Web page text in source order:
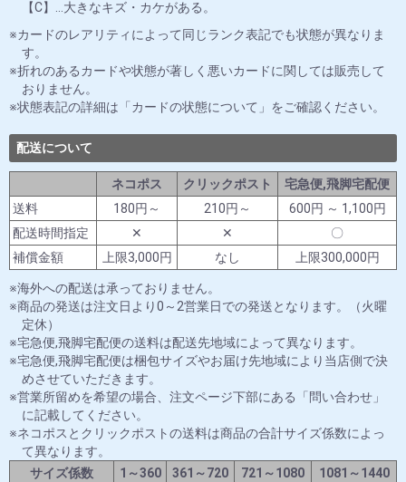
【C】…大きなキズ・カケがある。
カードのレアリティによって同じランク表記でも状態が異なりま
す。
折れのあるカードや状態が著しく悪いカードに関しては販売して
おりません。
状態表記の詳細は「カードの状態について」をご確認ください。
配送について
ネコポス クリックポスト
宅急便,飛脚宅配便
送料
180円～ 210円～
600円 ～ 1,100円
配送時間指定
✕ ✕
〇
補償金額
上限3,000円 なし 上限300,000円
海外への配送は承っておりません。
商品の発送は注文日より0～2営業日での発送となります。（火曜
定休）
宅急便,飛脚宅配便の送料は配送先地域によって異なります。
宅急便,飛脚宅配便は梱包サイズやお届け先地域により当店側で決
めさせていただきます。
営業所留めを希望の場合、注文ページ下部にある「問い合わせ」
に記載してください。
ネコポスとクリックポストの送料は商品の合計サイズ係数によっ
て異なります。
サイズ係数
1～360 361～720 721～1080
1081～1440